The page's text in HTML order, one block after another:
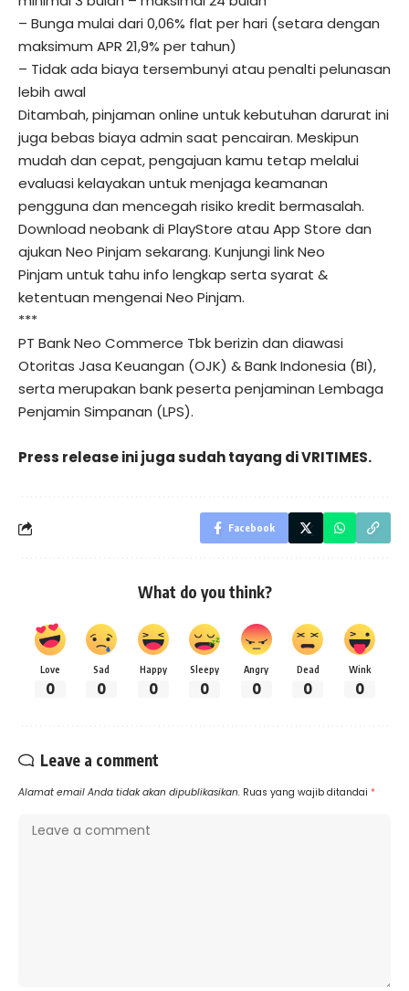
– Bunga mulai dari 0,06% flat per hari (setara dengan
maksimum APR 21,9% per tahun)
– Tidak ada biaya tersembunyi atau penalti pelunasan
lebih awal
Ditambah, pinjaman online untuk kebutuhan darurat ini
juga bebas biaya admin saat pencairan. Meskipun
mudah dan cepat, pengajuan kamu tetap melalui
evaluasi kelayakan untuk menjaga keamanan
pengguna dan mencegah risiko kredit bermasalah.
Download neobank diPlayStore atau App Store dan
ajukan Neo Pinjam sekarang. Kunjungi linkNeo
Pinjam untuk tahu info lengkap serta syarat &
ketentuan mengenai Neo Pinjam.
***
PT Bank Neo Commerce Tbk berizin dan diawasi
Otoritas Jasa Keuangan (OJK) & Bank Indonesia (BI),
serta merupakan bank peserta penjaminan Lembaga
Penjamin Simpanan (LPS).
Press release ini juga sudah tayang diVRITIMES.
Facebook
What do you think?
Love
0
Sad
0
Happy
0
Sleepy
0
Angry
0
Dead
0
Wink
0
Leave a comment
Alamat email Anda tidak akan dipublikasikan. Ruas yang wajib ditandai *